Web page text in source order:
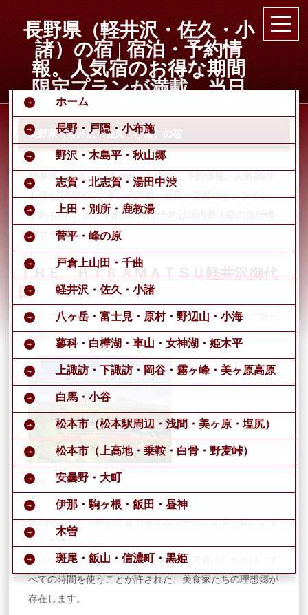
長野県（軽井沢・佐久・小
諸）の宿 | 宿泊・予約情
報。人気宿のお得な期間
限定プランが満載。当日
／直前のオンライン予約
もOK。ホテル旅館の宿泊
予約は国内最大級の旅行
情報サイト
ホーム
長野・戸隠・小布施
野沢・木島平・秋山郷
志賀・北志賀・湯田中渋
上田・別所・鹿教湯
菅平・峰の原
戸倉上山田・千曲
軽井沢・佐久・小諸
八ヶ岳・富士見・原村・野辺山・小海
蓼科・白樺湖・車山・女神湖・姫木平
上諏訪・下諏訪・岡谷・霧ヶ峰・美ヶ原高原
白馬・小谷
松本市（松本駅周辺・浅間・美ヶ原・塩尻）
松本市（上高地・乗鞍・白骨・野麦峠）
安曇野・大町
伊那・駒ヶ根・飯田・昼神
木曽
斑尾・飯山・信濃町・黒姫
長野県（軽井沢・佐久・小諸）の宿
軽井沢・佐久・小諸のホテル/宿泊・予約情報。人気宿の
お得な期間限定プランが満載。当日／直前のオンライン
予約もOK。ホテル旅館の宿泊予約は国内最大級の旅行情
報サイト
ＴＨＥ ＨＩＲＡＭＡＴＳＵ軽井沢御代
田
ここでのすべての体験が ひとつのフルコースとして繋が
全景
旅の始まりから終わりまでをフルコースにする、森のグラ
ン・オーベルジュ
この小さな街にある小高い森の中に、美食のためだけにす
べての時間を使うことが許された、美食家たちの理想郷が
存在します。